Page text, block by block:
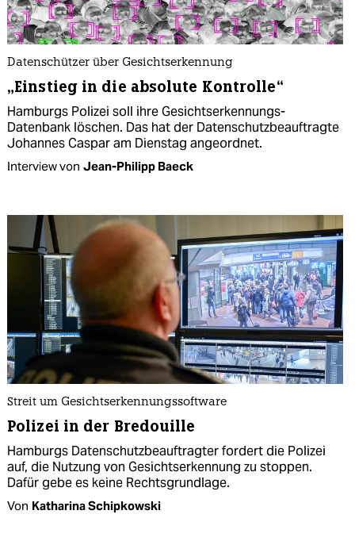
Datenschützer über Gesichtserkennung
„Einstieg in die absolute Kontrolle“
Hamburgs Polizei soll ihre Gesichtserkennungs-
Datenbank löschen. Das hat der Datenschutzbeauftragte
Johannes Caspar am Dienstag angeordnet.
Interview von Jean-Philipp Baeck
Streit um Gesichtserkennungssoftware
Polizei in der Bredouille
Hamburgs Datenschutzbeauftragter fordert die Polizei
auf, die Nutzung von Gesichtserkennung zu stoppen.
Dafür gebe es keine Rechtsgrundlage.
Von Katharina Schipkowski